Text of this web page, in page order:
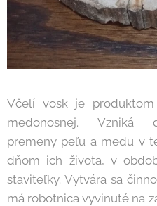
Včelí vosk je
medonosnej. Vzniká
premeny peľu a medu v
dňom ich života, v
staviteľky. Vytvára sa
má robotnica vyvinuté na